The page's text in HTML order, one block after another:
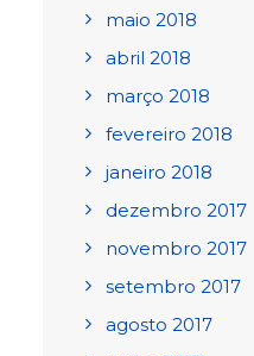
maio 2018
abril 2018
março 2018
fevereiro 2018
janeiro 2018
dezembro 2017
novembro 2017
setembro 2017
agosto 2017